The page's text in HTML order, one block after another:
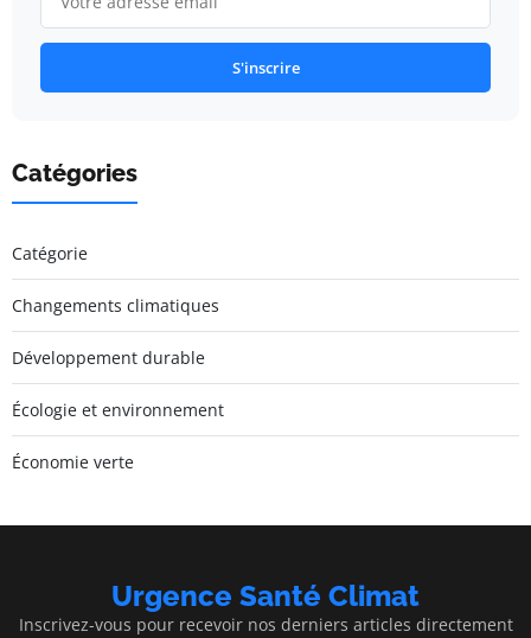
S'inscrire
Catégories
Catégorie
Changements climatiques
Développement durable
Écologie et environnement
Économie verte
Urgence Santé Climat
Inscrivez-vous pour recevoir nos derniers articles directement